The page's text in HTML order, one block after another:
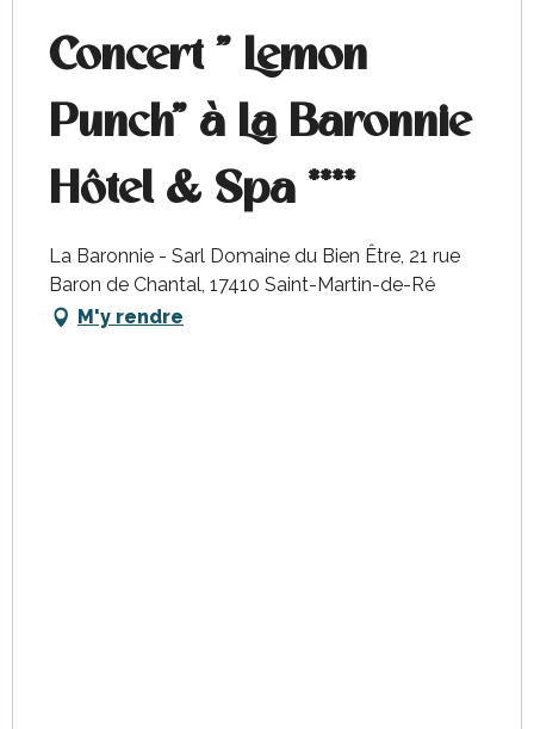
Concert " Lemon
Punch" à La Baronnie
Hôtel & Spa ****
La Baronnie - Sarl Domaine du Bien Être, 21 rue
Baron de Chantal, 17410 Saint-Martin-de-Ré
M'y rendre